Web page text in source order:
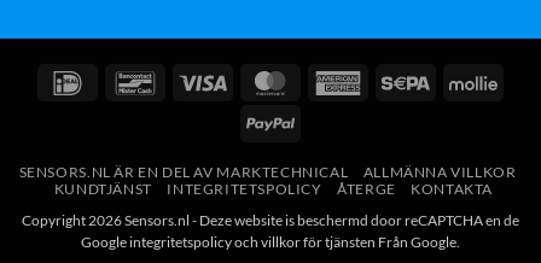
IDeal BancontactVisum MasterCardAmerican Sepa
PayPal
SENSORS.NL ÄR EN DEL AV MARKTECHNICAL
ALLMÄNNA VILLKOR
KUNDTJÄNST
INTEGRITETSPOLICY ÅTERGE KONTAKTA
Copyright 2026 Sensors.nl - Deze website is beschermd door reCAPTCHA en de
Google integritetspolicyoch villkor för tjänsten Från Google.